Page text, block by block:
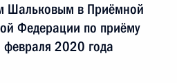
Шальковым в Приёмной
Федерации по приёму
2020 года